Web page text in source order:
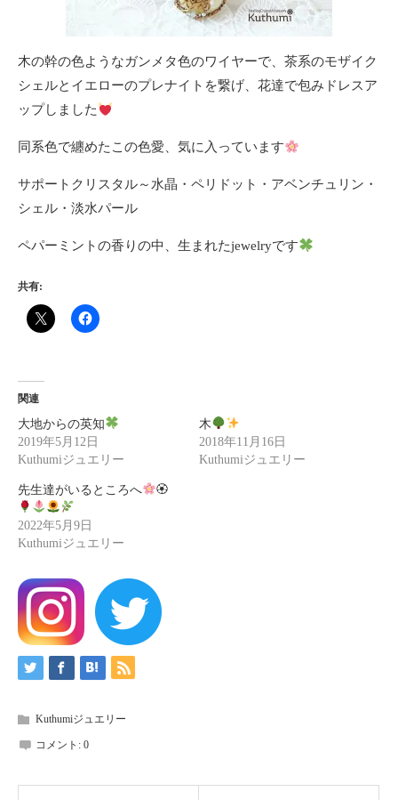
木の幹の色ようなガンメタ色のワイヤーで、茶系のモザイク
シェルとイエローのプレナイトを繋げ、花達で包みドレスア
ップしました
同系色で纏めたこの色愛、気に入っています
サポートクリスタル～水晶・ペリドット・アベンチュリン・
シェル・淡水パール
ペパーミントの香りの中、生まれたjewelryです
共有:
関連
大地からの英知
2019年5月12日
Kuthumiジュエリー
木
2018年11月16日
Kuthumiジュエリー
先生達がいるところへ 🏵
2022年5月9日
Kuthumiジュエリー
Kuthumiジュエリー
コメント: 0